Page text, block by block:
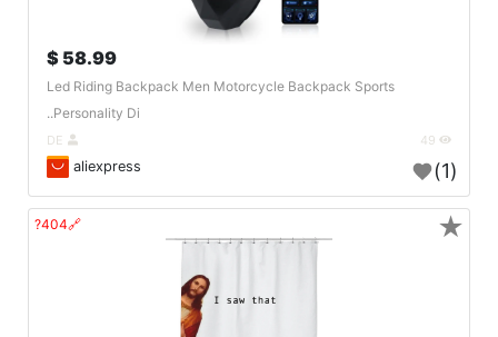
58.99 $
Led Riding Backpack Men Motorcycle Backpack Sports
Personality Di..
aliexpress (1)
🔗404? ★